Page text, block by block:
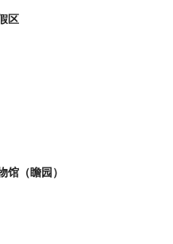
区
馆（瞻园）